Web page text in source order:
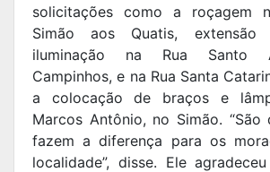
solicitações como a roçagem
Simão aos Quatis,
iluminação na Rua Santo
Campinhos, e na Rua Santa
a colocação de braços e
Marcos Antônio, no Simão. “São
fazem a diferença para os
localidade”, disse. Ele